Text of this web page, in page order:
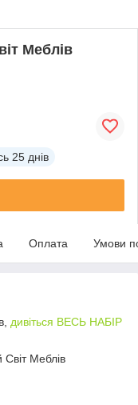
Меблів
25 днів
Оплата Умови
дивіться ВЕСЬ НАБІР
Меблів